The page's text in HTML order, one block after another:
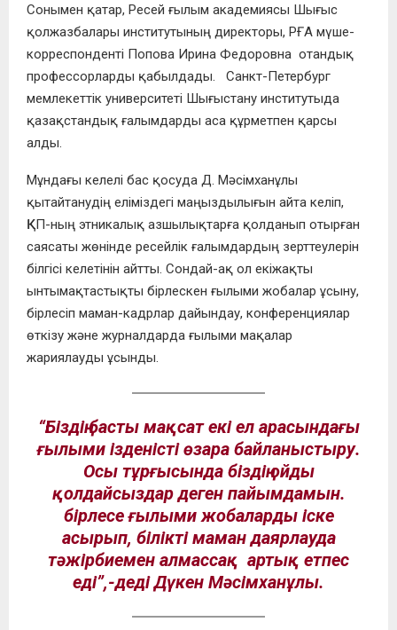
Сонымен қатар, Ресей ғылым академиясы Шығыс
қолжазбалары институтының директоры, РҒА мүше-
корреспонденті Попова Ирина Федоровна отандық
профессорларды қабылдады. Санкт-Петербург
мемлекеттік университеті Шығыстану институтыда
қазақстандық ғалымдарды аса құрметпен қарсы
алды.
Мұндағы келелі бас қосуда Д. Мәсімханұлы
қытайтанудің еліміздегі маңыздылығын айта келіп,
ҚКП-ның этникалық азшылықтарға қолданып отырған
саясаты жөнінде ресейлік ғалымдардың зерттеулерін
білгісі келетінін айтты. Сондай-ақ ол екіжақты
ынтымақтастықты бірлескен ғылыми жобалар ұсыну,
бірлесіп маман-кадрлар дайындау, конференциялар
өткізу және журналдарда ғылыми мақалар
жариялауды ұсынды.
“Біздің басты мақсат екі ел арасындағы
ғылыми ізденісті өзара байланыстыру.
Осы тұрғысында біздің ойды
қолдайсыздар деген пайымдамын.
бірлесе ғылыми жобаларды іске
асырып, білікті маман даярлауда
тәжірбиемен алмассақ артық етпес
еді”,-деді Дүкен Мәсімханұлы.